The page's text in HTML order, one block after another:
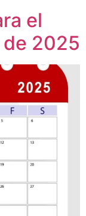
el
2025